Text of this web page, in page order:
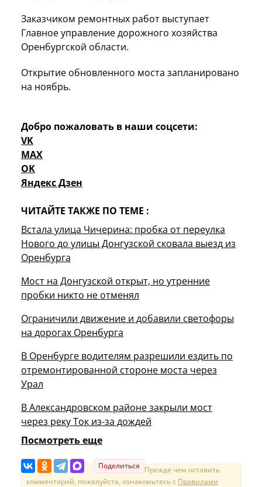
Заказчиком ремонтных работ выступает
Главное управление дорожного хозяйства
Оренбургской области.
Открытие обновленного моста запланировано
на ноябрь.
Добро пожаловать в наши соцсети:
VK
MAX
OK
Яндекс Дзен
ЧИТАЙТЕ ТАКЖЕ ПО ТЕМЕ :
Встала улица Чичерина: пробка от переулка
Нового до улицы Донгузской сковала выезд из
Оренбурга
Мост на Донгузской открыт, но утренние
пробки никто не отменял
Ограничили движение и добавили светофоры
на дорогах Оренбурга
В Оренбурге водителям разрешили ездить по
отремонтированной стороне моста через
Урал
В Александровском районе закрыли мост
через реку Ток из-за дождей
Посмотреть еще
Поделиться Прежде чем оставить
комментарий, пожалуйста, ознакомьтесь с Правилами